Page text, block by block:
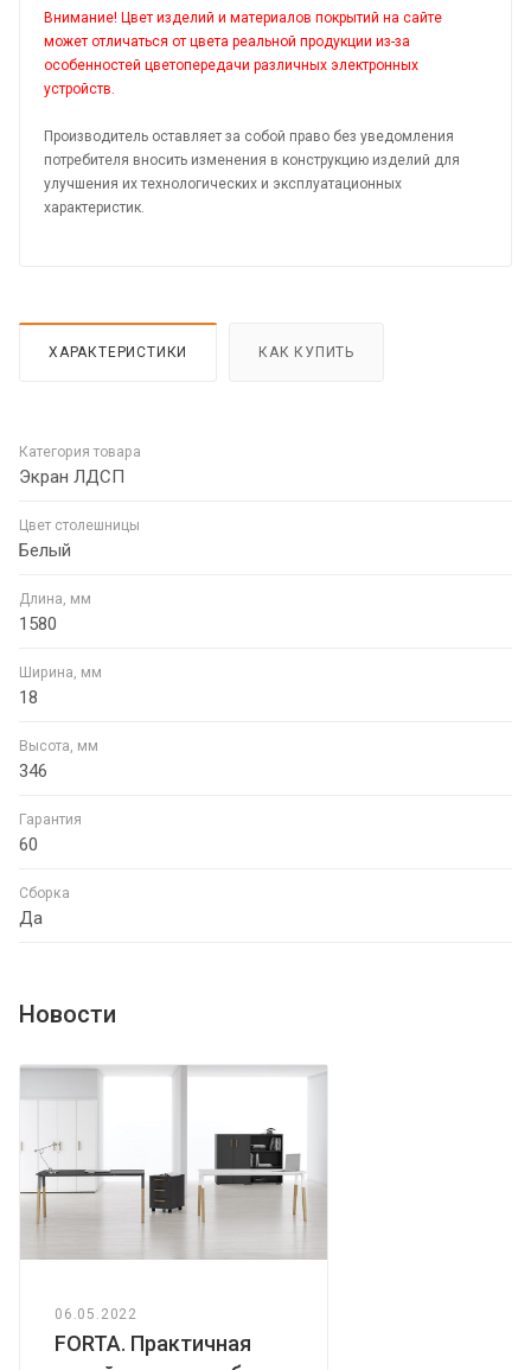
Внимание! Цвет изделий и материалов покрытий на сайте
может отличаться от цвета реальной продукции из-за
особенностей цветопередачи различных электронных
устройств.
Производитель оставляет за собой право без уведомления
потребителя вносить изменения в конструкцию изделий для
улучшения их технологических и эксплуатационных
характеристик.
ХАРАКТЕРИСТИКИ КАК КУПИТЬ
Категория товара
Экран ЛДСП
Цвет столешницы
Белый
Длина, мм
1580
Ширина, мм
18
Высота, мм
346
Гарантия
60
Сборка
Да
Новости
06.05.2022
FORTA. Практичная